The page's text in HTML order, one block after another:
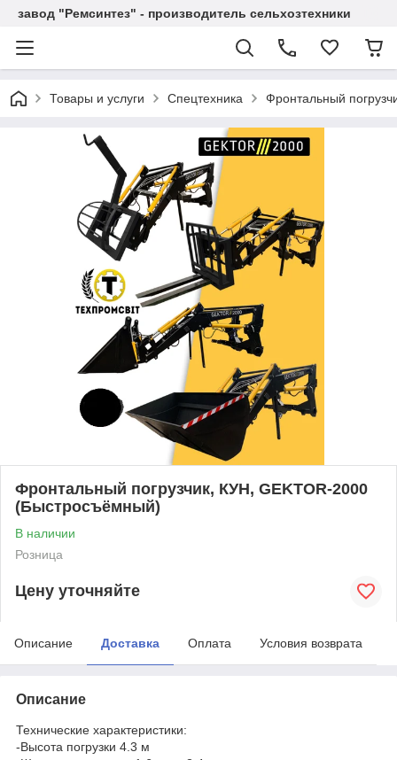
завод "Ремсинтез" - производитель сельхозтехники
Товары и услуги Спецтехника Фронтальный
Фронтальный погрузчик, КУН, GEKTOR-2000
(Быстросъёмный)
В наличии
Розница
Цену уточняйте
Описание Доставка Оплата Условия возврата
Описание
Технические характеристики:
-Высота погрузки 4.3 м